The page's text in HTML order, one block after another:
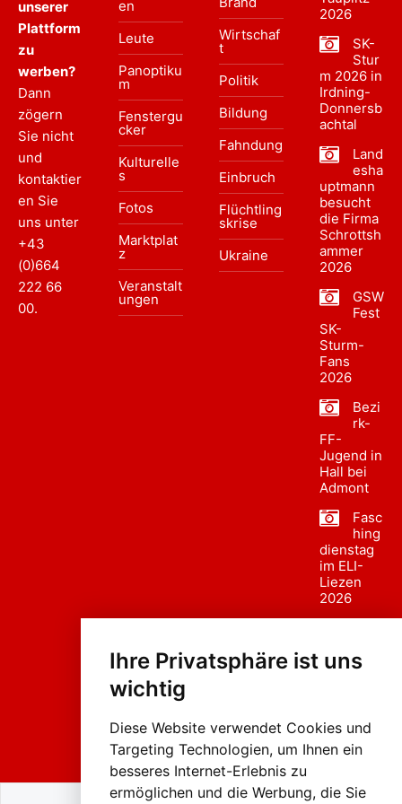
Ihre Privatsphäre ist uns
wichtig
Diese Website verwendet Cookies und
Targeting Technologien, um Ihnen ein
besseres Internet-Erlebnis zu
ermöglichen und die Werbung, die Sie
unserer
Plattform
zu
werben?
Dann
zögern
Sie nicht
und
kontaktier
en Sie
uns unter
+43
(0)664
222 66
00.
en
Leute
Panoptiku
m
Fenstergu
cker
Kulturelle
s
Fotos
Marktplat
z
Veranstalt
ungen
Wirtschaf
t
Politik
Bildung
Fahndung
Einbruch
Flüchtling
skrise
Ukraine
2026
SK-
Stur
m 2026 in
Irdning-
Donnersb
achtal
Land
esha
uptmann
besucht
die Firma
Schrottsh
ammer
2026
GSW
Fest
SK-
Sturm-
Fans
2026
Bezi
rk-
FF-
Jugend in
Hall bei
Admont
Fasc
hing
dienstag
im ELI-
Liezen
2026
sumzug
Liezen